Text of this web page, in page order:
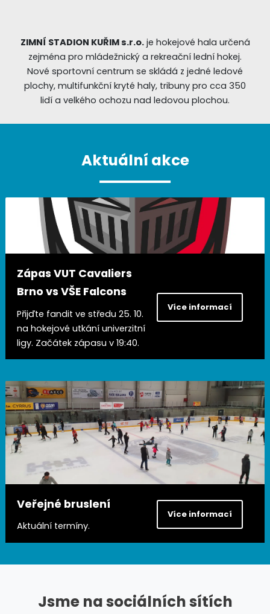
ZIMNÍ STADION KUŘIM s.r.o.je hokejové hala určená
zejména pro mládežnický a rekreační lední hokej.
Nové sportovní centrum se skládá z jedné ledové
plochy, multifunkční kryté haly, tribuny pro cca 350
lidí a velkého ochozu nad ledovou plochou.
Aktuální akce
Zápas VUT Cavaliers
Brno vs VŠE Falcons
Přijďte fandit ve středu 25. 10.
na hokejové utkání univerzitní
ligy. Začátek zápasu v 19:40.
Více informací
Veřejné bruslení
Aktuální termíny.
Více informací
Jsme na sociálních sítích